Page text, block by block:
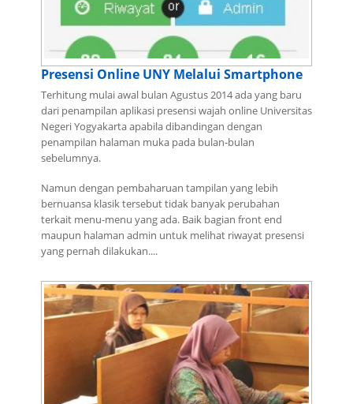
Presensi Online UNY Melalui Smartphone
Terhitung mulai awal bulan Agustus 2014 ada yang baru
dari penampilan aplikasi presensi wajah online Universitas
Negeri Yogyakarta apabila dibandingan dengan
penampilan halaman muka pada bulan-bulan
sebelumnya.
Namun dengan pembaharuan tampilan yang lebih
bernuansa klasik tersebut tidak banyak perubahan
terkait menu-menu yang ada. Baik bagian front end
maupun halaman admin untuk melihat riwayat presensi
yang pernah dilakukan....